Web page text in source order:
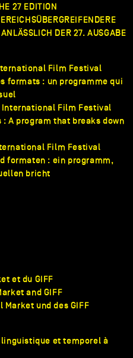
27 EDITION
DER 27. AUSGABE
Film Festival
formats : un programme qui
International Film Festival
: A program that breaks down
Film Festival
formaten : ein programm,
bricht
et du GIFF
and GIFF
Market und des GIFF
linguistique et temporel à